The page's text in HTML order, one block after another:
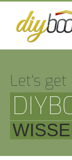
Let‘s